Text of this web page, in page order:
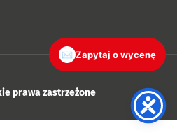
prawa zastrzeżone
✉ Zapytaj o wycenę